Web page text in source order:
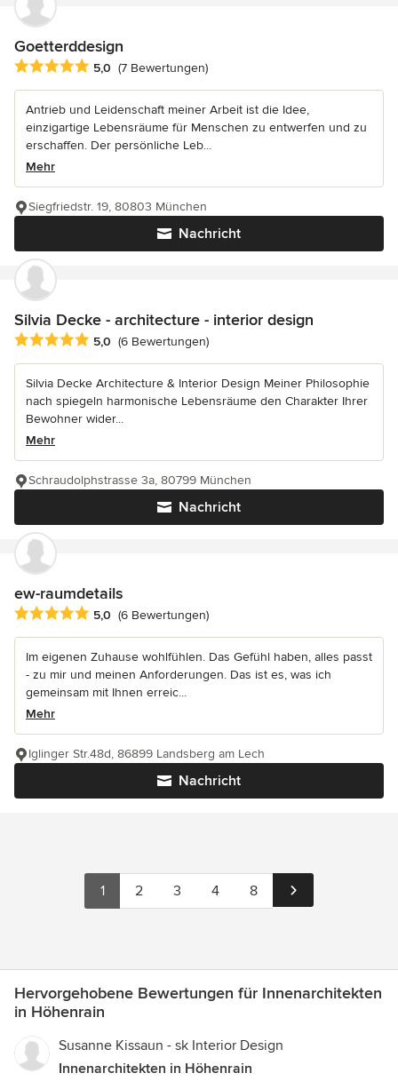
Goetterddesign
Durchschnittliche Bewertung: 5 von 5 Sternen
5,0 (7 Bewertungen)
Antrieb und Leidenschaft meiner Arbeit ist die Idee,
einzigartige Lebensräume für Menschen zu entwerfen und zu
erschaffen. Der persönliche Leb...
Mehr
Nachricht
Siegfriedstr. 19, 80803 München
Silvia Decke - architecture - interior design
Durchschnittliche Bewertung: 5 von 5 Sternen
5,0 (6 Bewertungen)
Silvia Decke Architecture & Interior Design Meiner Philosophie
nach spiegeln harmonische Lebensräume den Charakter Ihrer
Bewohner wider...
Mehr
Nachricht
Schraudolphstrasse 3a, 80799 München
ew-raumdetails
Durchschnittliche Bewertung: 5 von 5 Sternen
5,0 (6 Bewertungen)
Im eigenen Zuhause wohlfühlen. Das Gefühl haben, alles passt
- zu mir und meinen Anforderungen. Das ist es, was ich
gemeinsam mit Ihnen erreic...
Mehr
Nachricht
Iglinger Str.48d, 86899 Landsberg am Lech
1 2 3 4 8
Hervorgehobene Bewertungen für Innenarchitekten
in Höhenrain
Susanne Kissaun - sk Interior Design
Innenarchitekten in Höhenrain